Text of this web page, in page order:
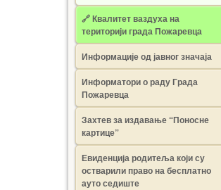
🔗 Квалитет ваздуха на
територији града Пожаревца
Информације од јавног значаја
Информатори о раду Града
Пожаревца
Захтев за издавање “Поносне
картице”
Евиденција родитеља који су
остварили право на бесплатно
ауто седиште